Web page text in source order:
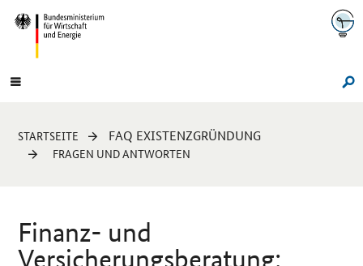
Navigation
Hauptmenü
Sie
sind
STARTSEITE FAQ EXISTENZGRÜNDUNG
FRAGEN UND ANTWORTEN
Finanz- und
Versicherungsberatung: